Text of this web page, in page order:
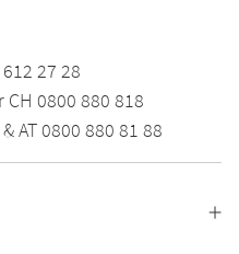
27 28
0800 880 818
AT 0800 880 81 88